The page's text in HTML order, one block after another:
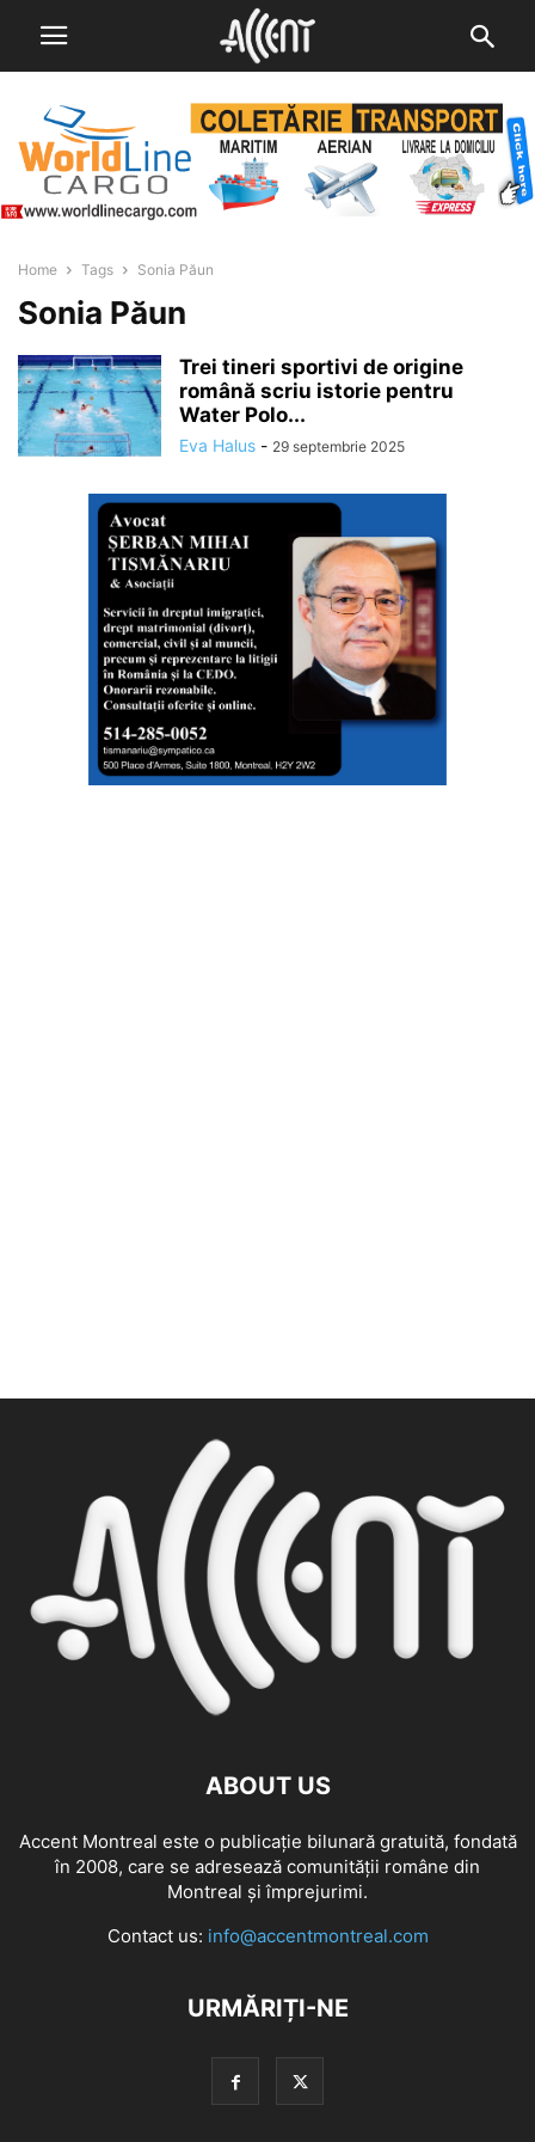
Home Tags Sonia Păun
Sonia Păun
Trei tineri sportivi de origine
română scriu istorie pentru
Water Polo...
Eva Halus - 29 septembrie 2025
ABOUT US
Accent Montreal este o publicație bilunară gratuită, fondată
în 2008, care se adresează comunităţii române din
Montreal şi împrejurimi.
Contact us: info@accentmontreal.com
URMĂRIȚI-NE